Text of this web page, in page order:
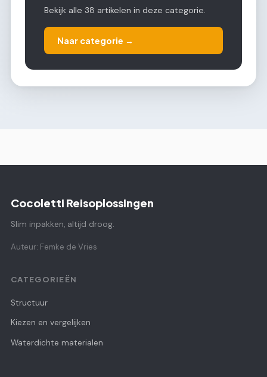
Bekijk alle 38 artikelen in deze categorie.
Naar categorie →
Cocoletti Reisoplossingen
Slim inpakken, altijd droog.
Auteur: Femke de Vries
CATEGORIEËN
Structuur
Kiezen en vergelijken
Waterdichte materialen